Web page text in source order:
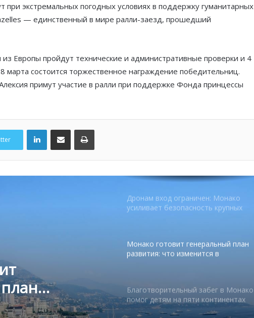
экстремальных погодных условиях в поддержку гуманитарных
— единственный в мире ралли-заезд, прошедший
Европы пройдут технические и административные проверки и 4
марта состоится торжественное награждение победительниц.
примут участие в ралли при поддержке Фонда принцессы
LinkedInПоделиться по электронной почте Распечатать
забег в
на
SBM и Be Safe Monaco продлили
партнёрство ради безопасных
В Монако раскрыли мошенничество
с драгоценностями на сумму свыше
€1 млн
усиливает безопасность крупных
Монако готовит генеральный план
развития: что изменится в
Благотворительный забег в Монако
помог детям на пяти континентах
После финиша начинается главное:
Монако подсчитывает
экономическую ценность Гран-при